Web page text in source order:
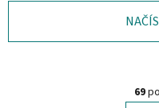
69